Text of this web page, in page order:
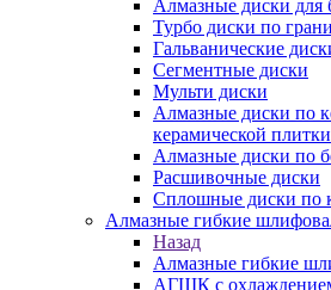
Алмазные диски
Турбо диски по
Гальванические
Сегментные диски
Мульти диски
Алмазные диски по
керамической плитки
Алмазные диски по
Расшивочные диски
Сплошные диски по
Алмазные гибкие
Назад
Алмазные гибкие
АГШК с